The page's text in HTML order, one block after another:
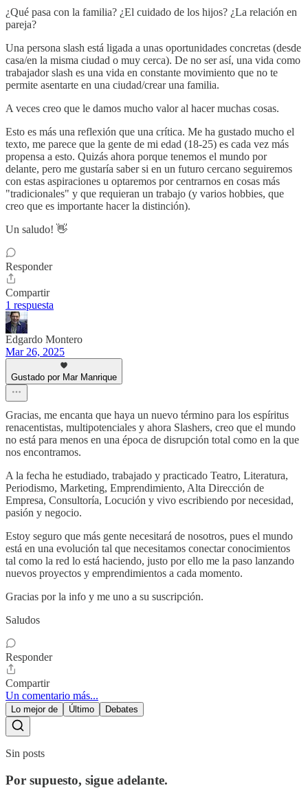
¿Qué pasa con la familia? ¿El cuidado de los hijos? ¿La relación en
pareja?
Una persona slash está ligada a unas oportunidades concretas (desde
casa/en la misma ciudad o muy cerca). De no ser así, una vida como
trabajador slash es una vida en constante movimiento que no te
permite asentarte en una ciudad/crear una familia.
A veces creo que le damos mucho valor al hacer muchas cosas.
Esto es más una reflexión que una crítica. Me ha gustado mucho el
texto, me parece que la gente de mi edad (18-25) es cada vez más
propensa a esto. Quizás ahora porque tenemos el mundo por
delante, pero me gustaría saber si en un futuro cercano seguiremos
con estas aspiraciones u optaremos por centrarnos en cosas más
"tradicionales" y que requieran un trabajo (y varios hobbies, que
creo que es importante hacer la distinción).
Un saludo! 👋
Responder
Compartir
1 respuesta
Edgardo Montero
Mar 26, 2025
Gustado por Mar Manrique
Gracias, me encanta que haya un nuevo término para los espíritus
renacentistas, multipotenciales y ahora Slashers, creo que el mundo
no está para menos en una época de disrupción total como en la que
nos encontramos.
A la fecha he estudiado, trabajado y practicado Teatro, Literatura,
Periodismo, Marketing, Emprendimiento, Alta Dirección de
Empresa, Consultoría, Locución y vivo escribiendo por necesidad,
pasión y negocio.
Estoy seguro que más gente necesitará de nosotros, pues el mundo
está en una evolución tal que necesitamos conectar conocimientos
tal como la red lo está haciendo, justo por ello me la paso lanzando
nuevos proyectos y emprendimientos a cada momento.
Gracias por la info y me uno a su suscripción.
Saludos
Responder
Compartir
Un comentario más...
Lo mejor de Último Debates
Sin posts
Por supuesto, sigue adelante.